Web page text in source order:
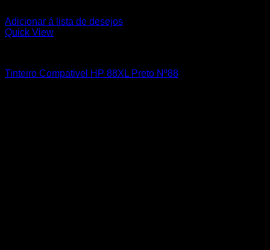
Adicionar á lista de desejos
Quick View
Tinteiro Compativel HP 88XL Preto Nº88